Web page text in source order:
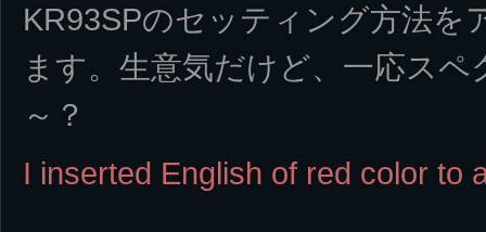
KR93SPのセッティング方法を
ます。生意気だけど、一応ス
～？
I inserted English of red color to